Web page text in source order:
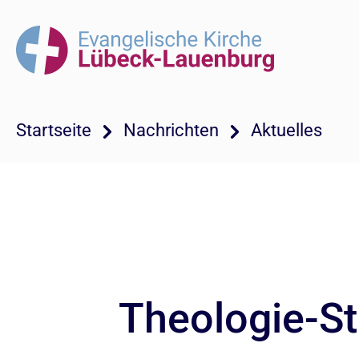
Startseite Nachrichten Aktuelles
Theologie-